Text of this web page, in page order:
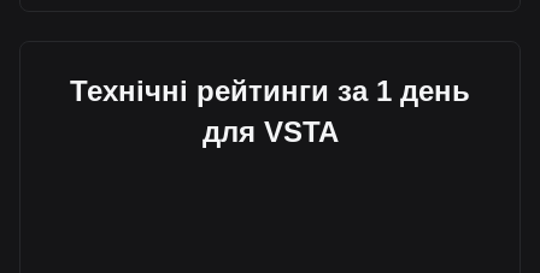
Технічні рейтинги за 1 день
для VSTA